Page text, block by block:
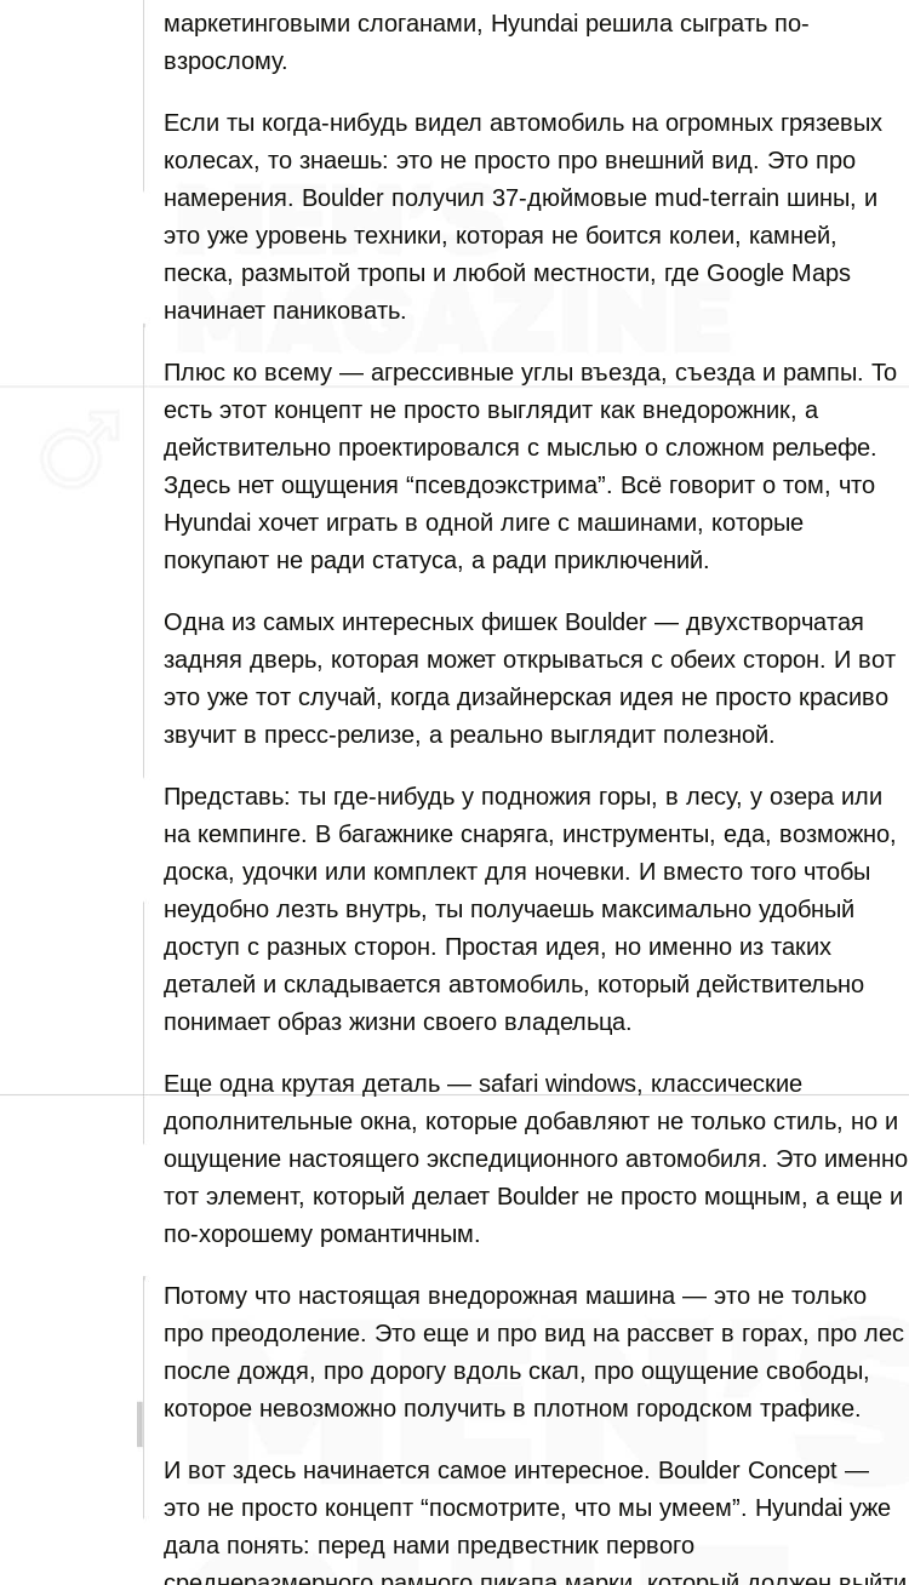
маркетинговыми слоганами, Hyundai решила сыграть по-
взрослому.
Если ты когда-нибудь видел автомобиль на огромных грязевых
колесах, то знаешь: это не просто про внешний вид. Это про
намерения. Boulder получил 37-дюймовые mud-terrain шины, и
это уже уровень техники, которая не боится колеи, камней,
песка, размытой тропы и любой местности, где Google Maps
начинает паниковать.
Плюс ко всему — агрессивные углы въезда, съезда и рампы. То
есть этот концепт не просто выглядит как внедорожник, а
действительно проектировался с мыслью о сложном рельефе.
Здесь нет ощущения “псевдоэкстрима”. Всё говорит о том, что
Hyundai хочет играть в одной лиге с машинами, которые
покупают не ради статуса, а ради приключений.
Одна из самых интересных фишек Boulder — двухстворчатая
задняя дверь, которая может открываться с обеих сторон. И вот
это уже тот случай, когда дизайнерская идея не просто красиво
звучит в пресс-релизе, а реально выглядит полезной.
Представь: ты где-нибудь у подножия горы, в лесу, у озера или
на кемпинге. В багажнике снаряга, инструменты, еда, возможно,
доска, удочки или комплект для ночевки. И вместо того чтобы
неудобно лезть внутрь, ты получаешь максимально удобный
доступ с разных сторон. Простая идея, но именно из таких
деталей и складывается автомобиль, который действительно
понимает образ жизни своего владельца.
Еще одна крутая деталь — safari windows, классические
дополнительные окна, которые добавляют не только стиль, но и
ощущение настоящего экспедиционного автомобиля. Это именно
тот элемент, который делает Boulder не просто мощным, а еще и
по-хорошему романтичным.
Потому что настоящая внедорожная машина — это не только
про преодоление. Это еще и про вид на рассвет в горах, про лес
после дождя, про дорогу вдоль скал, про ощущение свободы,
которое невозможно получить в плотном городском трафике.
И вот здесь начинается самое интересное. Boulder Concept —
это не просто концепт “посмотрите, что мы умеем”. Hyundai уже
дала понять: перед нами предвестник первого